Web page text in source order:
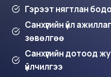
Гэрээт нягтлан
Санхүүгийн үйл
зөвөлгөө
Санхүүгийн дотоод
үйлчилгээ